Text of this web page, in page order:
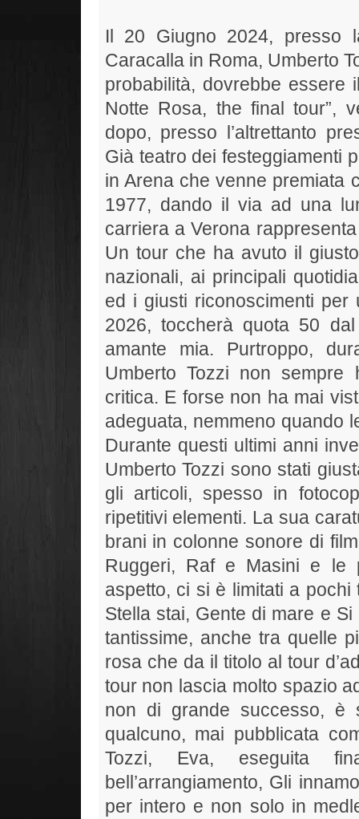
Il 20 Giugno 2024, presso
Caracalla in Roma, Umberto
probabilità, dovrebbe essere
Notte Rosa, the final tour”,
dopo, presso l’altrettanto
Già teatro dei festeggiamenti
in Arena che venne premiata
1977, dando il via ad una
carriera a Verona
Un tour che ha avuto il
nazionali, ai principali
ed i giusti riconoscimenti
2026, toccherà quota 50
amante mia. Purtroppo,
Umberto Tozzi non sempre
critica. E forse non ha mai
adeguata, nemmeno quando
Durante questi ultimi anni
Umberto Tozzi sono stati
gli articoli, spesso in
ripetitivi elementi. La sua
brani in colonne sonore di
Ruggeri, Raf e Masini e le
aspetto, ci si è limitati a pochi
Stella stai, Gente di mare e
tantissime, anche tra quelle
rosa che da il titolo al tour
tour non lascia molto spazio
non di grande successo, è
qualcuno, mai pubblicata
Tozzi, Eva, eseguita
bell’arrangiamento, Gli
per intero e non solo in